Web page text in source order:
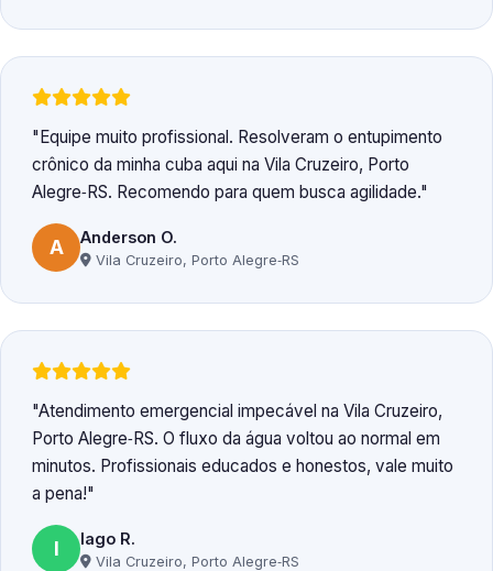
Equipe muito profissional. Resolveram o entupimento
crônico da minha cuba aqui na Vila Cruzeiro, Porto
Alegre‑RS. Recomendo para quem busca agilidade.
A Anderson O.
Vila Cruzeiro, Porto Alegre‑RS
Atendimento emergencial impecável na Vila Cruzeiro,
Porto Alegre‑RS. O fluxo da água voltou ao normal em
minutos. Profissionais educados e honestos, vale muito
a pena!
I Iago R.
Vila Cruzeiro, Porto Alegre‑RS